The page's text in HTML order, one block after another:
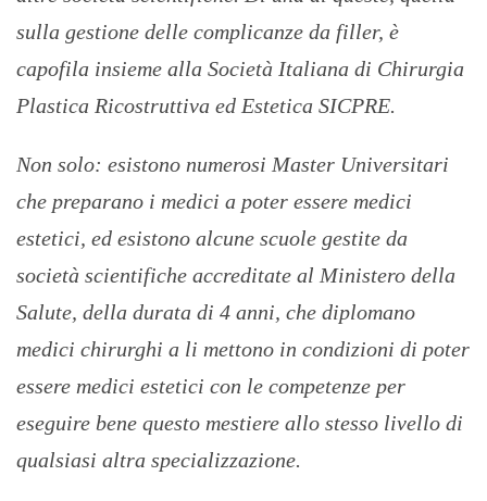
sulla gestione delle complicanze da filler, è
capofila insieme alla Società Italiana di Chirurgia
Plastica Ricostruttiva ed Estetica SICPRE.
Non solo: esistono numerosi Master Universitari
che preparano i medici a poter essere medici
estetici, ed esistono alcune scuole gestite da
società scientifiche accreditate al Ministero della
Salute, della durata di 4 anni, che diplomano
medici chirurghi a li mettono in condizioni di poter
essere medici estetici con le competenze per
eseguire bene questo mestiere allo stesso livello di
qualsiasi altra specializzazione.